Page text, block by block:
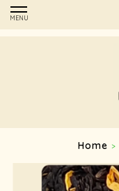
MENU
Home >